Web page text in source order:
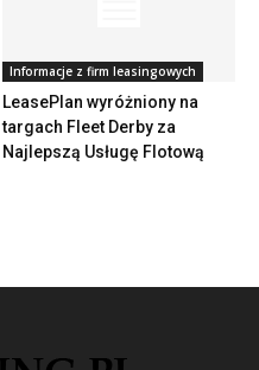
Informacje z firm leasingowych
LeasePlan wyróżniony na
targach Fleet Derby za
Najlepszą Usługę Flotową